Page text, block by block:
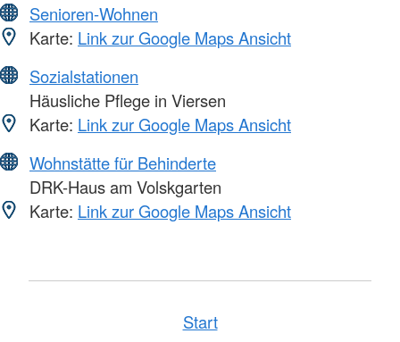
Senioren-Wohnen
Karte: Link zur Google Maps Ansicht
Sozialstationen
Häusliche Pflege in Viersen
Karte: Link zur Google Maps Ansicht
Wohnstätte für Behinderte
DRK-Haus am Volskgarten
Karte: Link zur Google Maps Ansicht
Start